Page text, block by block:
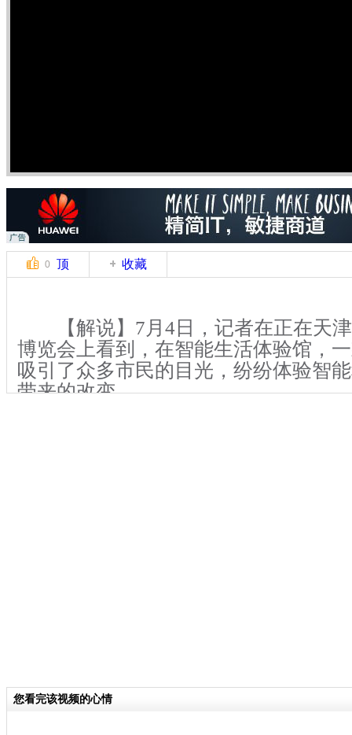
0 顶 收藏
【解说】7月4日，记者在正在天津
博览会上看到，在智能生活体验馆，
吸引了众多市民的目光，纷纷体验智
带来的改变。
您看完该视频的心情